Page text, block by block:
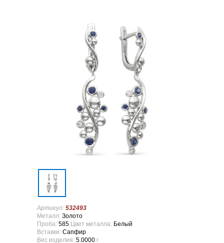
Артикул: 532493
Металл: Золото
Проба: 585 Цвет металла: Белый
Вставки: Сапфир
Вес изделия: 5.0000 г